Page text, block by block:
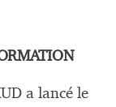
a lancé le